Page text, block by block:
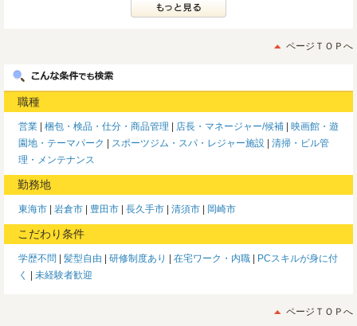
ページＴＯＰへ
職種
営業 梱包・検品・仕分・商品管理 店長・マネージャー/候補
映画館・遊
園地・テーマパーク
スポーツジム・スパ・レジャー施設
清掃・ビル管
理・メンテナンス
勤務地
東海市 岩倉市 豊田市 長久手市 清須市 岡崎市
こだわり条件
学歴不問 髪型自由 研修制度あり 在宅ワーク・内職
PCスキルが身に付
く
未経験者歓迎
ページＴＯＰへ